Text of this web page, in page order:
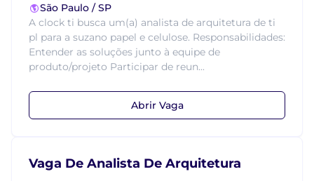
São Paulo / SP
A clock ti busca um(a) analista de arquitetura de ti
pl para a suzano papel e celulose. Responsabilidades:
Entender as soluções junto à equipe de
produto/projeto Participar de reun...
Abrir Vaga
Vaga De Analista De Arquitetura